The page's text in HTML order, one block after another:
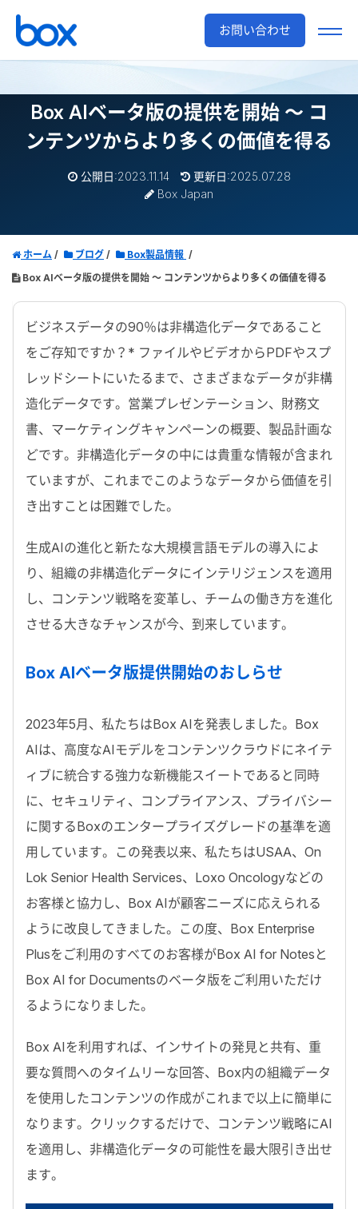
お問い合わせ
Box AIベータ版の提供を開始 ～ コ
ンテンツからより多くの価値を得る
公開日:2023.11.14
更新日:2025.07.28
Box Japan
ホーム ブログ
Box製品情報
Box AIベータ版の提供を開始 ～ コンテンツからより多くの価値を得る
ビジネスデータの90％は非構造化データであること
をご存知ですか？* ファイルやビデオからPDFやスプ
レッドシートにいたるまで、さまざまなデータが非構
造化データです。営業プレゼンテーション、財務文
書、マーケティングキャンペーンの概要、製品計画な
どです。非構造化データの中には貴重な情報が含まれ
ていますが、これまでこのようなデータから価値を引
き出すことは困難でした。
生成AIの進化と新たな大規模言語モデルの導入によ
り、組織の非構造化データにインテリジェンスを適用
し、コンテンツ戦略を変革し、チームの働き方を進化
させる大きなチャンスが今、到来しています。
Box AIベータ版提供開始のおしらせ
2023年5月、私たちはBox AIを発表しました。Box
AIは、高度なAIモデルをコンテンツクラウドにネイテ
ィブに統合する強力な新機能スイートであると同時
に、セキュリティ、コンプライアンス、プライバシー
に関するBoxのエンタープライズグレードの基準を適
用しています。この発表以来、私たちはUSAA、On
Lok Senior Health Services、Loxo Oncologyなどの
お客様と協力し、Box AIが顧客ニーズに応えられる
ように改良してきました。この度、Box Enterprise
Plusをご利用のすべてのお客様がBox AI for Notesと
Box AI for Documentsのベータ版をご利用いただけ
るようになりました。
Box AIを利用すれば、インサイトの発見と共有、重
要な質問へのタイムリーな回答、Box内の組織データ
を使用したコンテンツの作成がこれまで以上に簡単に
なります。クリックするだけで、コンテンツ戦略にAI
を適用し、非構造化データの可能性を最大限引き出せ
ます。